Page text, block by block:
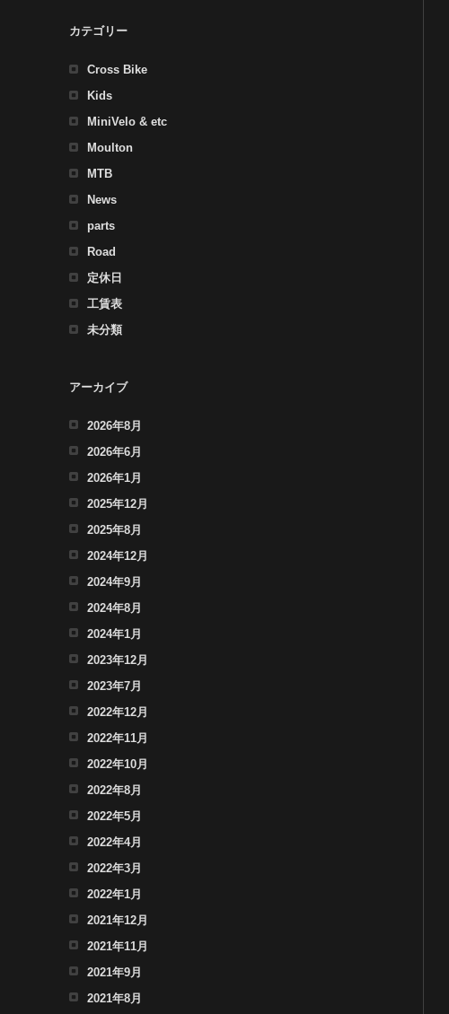
カテゴリー
Cross Bike
Kids
MiniVelo & etc
Moulton
MTB
News
parts
Road
定休日
工賃表
未分類
アーカイブ
2026年8月
2026年6月
2026年1月
2025年12月
2025年8月
2024年12月
2024年9月
2024年8月
2024年1月
2023年12月
2023年7月
2022年12月
2022年11月
2022年10月
2022年8月
2022年5月
2022年4月
2022年3月
2022年1月
2021年12月
2021年11月
2021年9月
2021年8月